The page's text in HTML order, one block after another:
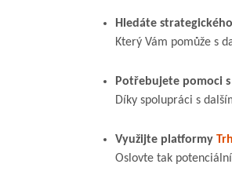
Hledáte
Který Vám pomůže s
Potřebujete pomoci
Díky spolupráci s
Využijte platformy
Oslovte tak